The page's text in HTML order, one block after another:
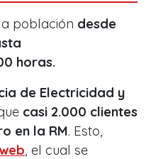
población desde
horas.
de Electricidad y
casi 2.000 clientes
en la RM. Esto,
, el cual se